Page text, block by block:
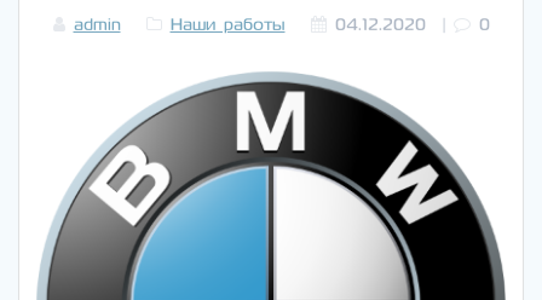
admin Наши работы 04.12.2020| 0